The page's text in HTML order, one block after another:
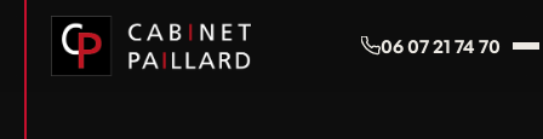
06 07 21 74 70
Panneau de gestion des cookies